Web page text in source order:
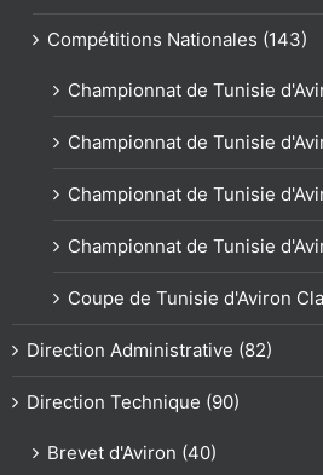
Compétitions Nationales (143)
Championnat de Tunisie
Championnat de Tunisie
Championnat de Tunisie
Championnat de Tunisie
Coupe de Tunisie d'Aviron
Direction Administrative (82)
Direction Technique (90)
Brevet d'Aviron (40)